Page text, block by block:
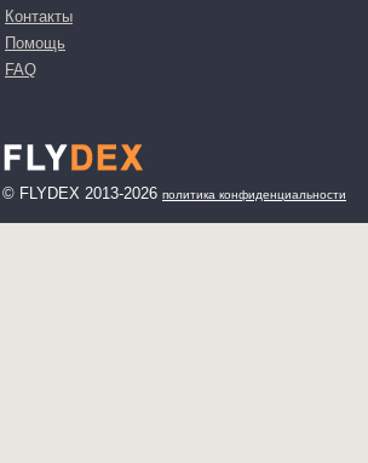
Контакты
Помощь
FAQ
© FLYDEX 2013-2026 политика конфиденциальности